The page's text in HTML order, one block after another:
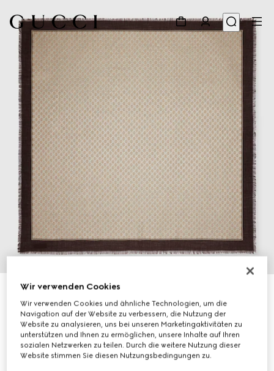
Halstuch aus Wolle mit laminiertem GG Motiv
CHF 640
Variantenbraun
Wir verwenden Cookies
Wir verwenden Cookies und ähnliche Technologien, um die
Navigation auf der Website zu verbessern, die Nutzung der
Website zu analysieren, uns bei unseren Marketingaktivitäten zu
unterstützen und Ihnen zu ermöglichen, unsere Inhalte auf Ihren
sozialen Netzwerken zu teilen. Durch die weitere Nutzung dieser
Website stimmen Sie diesen Nutzungsbedingungen zu.